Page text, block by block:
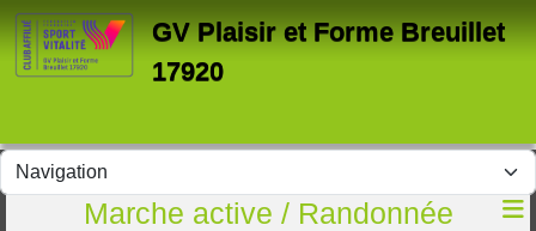
GV Plaisir et Forme Breuillet
17920
Marche active / Randonnée
Panneau de gestion des cookies